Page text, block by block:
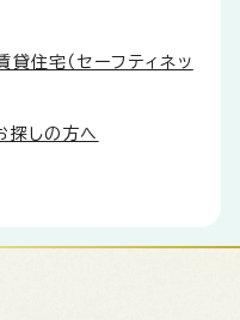
住宅（セーフティネッ
探しの方へ